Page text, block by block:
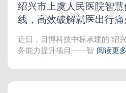
绍兴市上虞人民医院智
线，高效破解就医出行痛
近日，目博科技中标承建的“绍
务能力提升项目——智 阅读更